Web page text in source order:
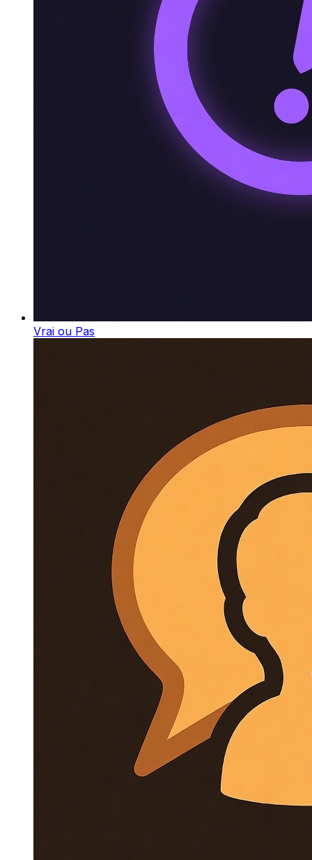
Vrai ou Pas